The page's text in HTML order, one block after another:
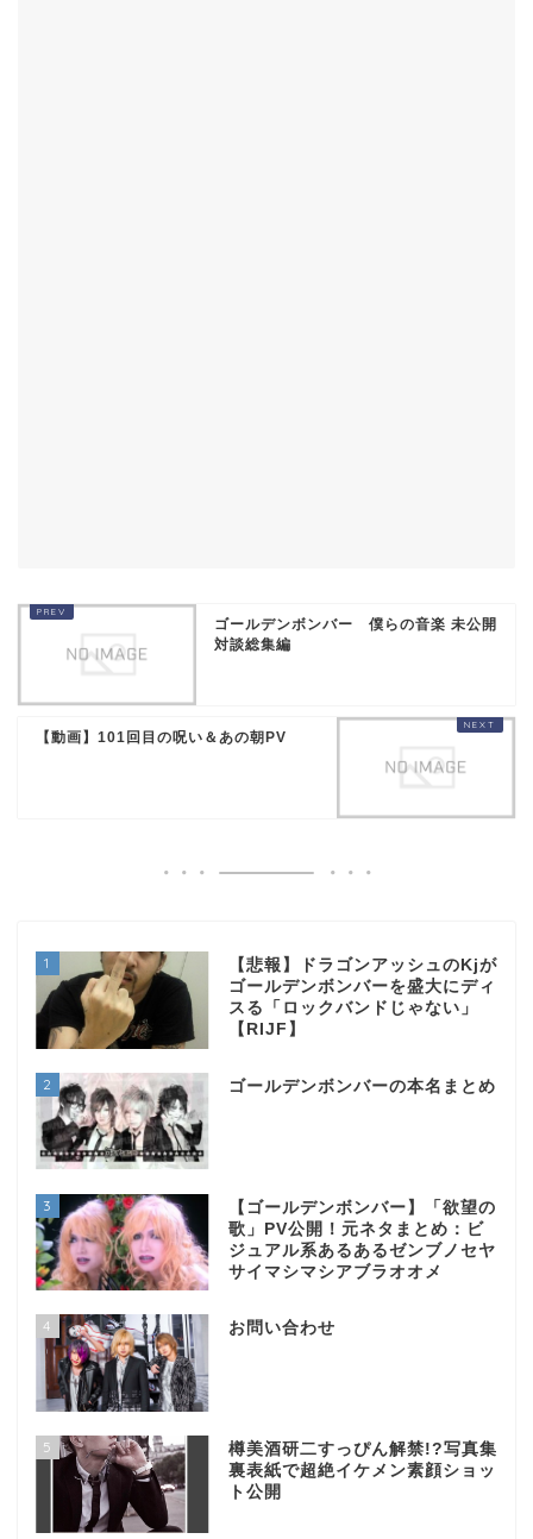
ゴールデンボンバー 僕らの音楽 未公開
対談総集編
【動画】101回目の呪い＆あの朝PV
1
【悲報】ドラゴンアッシュのKjが
ゴールデンボンバーを盛大にディ
スる「ロックバンドじゃない」
【RIJF】
2 ゴールデンボンバーの本名まとめ
3
【ゴールデンボンバー】「欲望の
歌」PV公開！元ネタまとめ：ビ
ジュアル系あるあるゼンブノセヤ
サイマシマシアブラオオメ
4 お問い合わせ
5
樽美酒研二すっぴん解禁!?写真集
裏表紙で超絶イケメン素顔ショッ
ト公開